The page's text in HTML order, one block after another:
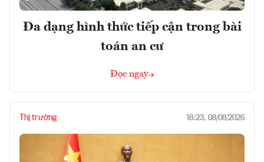
Đa dạng hình thức tiếp cận trong bài
toán an cư
Đọc ngay
Thị trường 18:23, 08/08/2026